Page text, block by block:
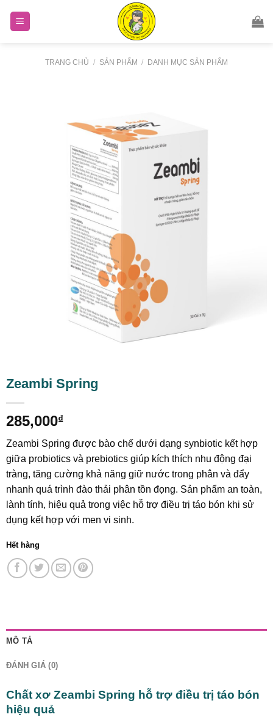
TRANG CHỦ / SẢN PHẨM / DANH MỤC SẢN PHẨM
Zeambi Spring
285,000₫
Zeambi Spring được bào chế dưới dạng synbiotic kết hợp
giữa probiotics và prebiotics giúp kích thích nhu động đại
tràng, tăng cường khả năng giữ nước trong phân và đẩy
nhanh quá trình đào thải phân tồn đọng. Sản phẩm an toàn,
lành tính, hiệu quả trong việc hỗ trợ điều trị táo bón khi sử
dụng kết hợp với men vi sinh.
Hết hàng
MÔ TẢ
ĐÁNH GIÁ (0)
Chất xơ Zeambi Spring hỗ trợ điều trị táo bón
hiệu quả